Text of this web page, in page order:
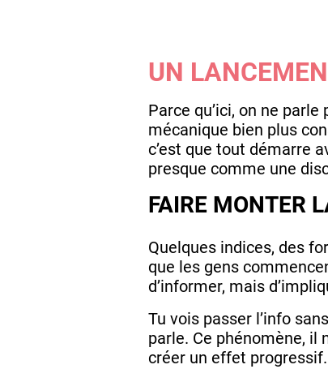
UN
Parce qu’ici, on ne
mécanique bien plus
c’est que tout démarre
presque comme une
FAIRE MONTER
Quelques indices, des
que les gens
d’informer, mais
Tu vois passer l’info
parle. Ce phénomène, il
créer un effet progressif.